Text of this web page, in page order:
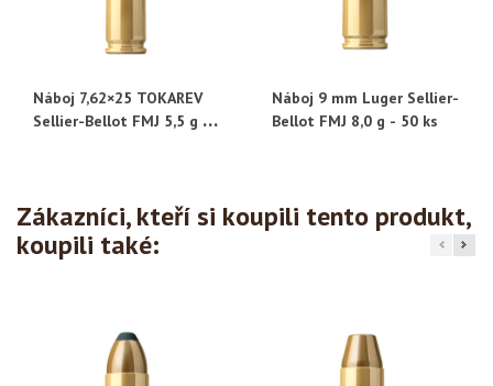
Náboj 7,62×25 TOKAREV
Sellier-Bellot FMJ 5,5 g -
Náboj 9 mm Luger Sellier-
Bellot FMJ 8,0 g - 50 ks
Zákazníci, kteří si koupili tento produkt,
koupili také: